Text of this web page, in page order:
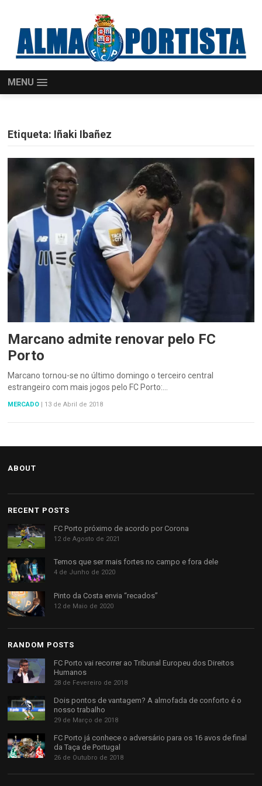
MENU
Etiqueta: Iñaki Ibañez
Marcano admite renovar pelo FC
Porto
Marcano tornou-se no último domingo o terceiro central
estrangeiro com mais jogos pelo FC Porto:…
MERCADO | 13 de Abril de 2018
ABOUT
RECENT POSTS
FC Porto próximo de acordo por Corona
12 de Agosto de 2021
Temos que ser mais fortes no campo e fora dele
4 de Junho de 2020
Pinto da Costa envia “recados”
12 de Maio de 2020
RANDOM POSTS
FC Porto vai recorrer ao Tribunal Europeu dos Direitos
Humanos
28 de Fevereiro de 2018
Dois pontos de vantagem? A almofada de conforto é o
nosso trabalho
29 de Março de 2018
FC Porto já conhece o adversário para os 16 avos de final
da Taça de Portugal
26 de Outubro de 2018